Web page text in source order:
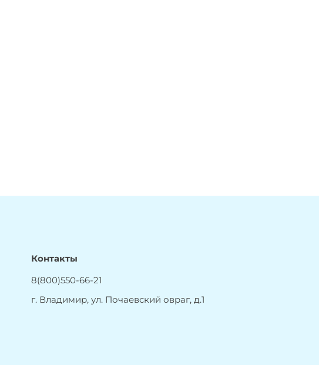
Контакты
8(800)550-66-21
г. Владимир, ул. Почаевский овраг, д.1